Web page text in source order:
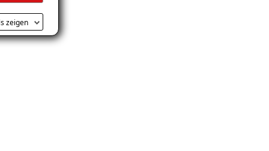
zeigen